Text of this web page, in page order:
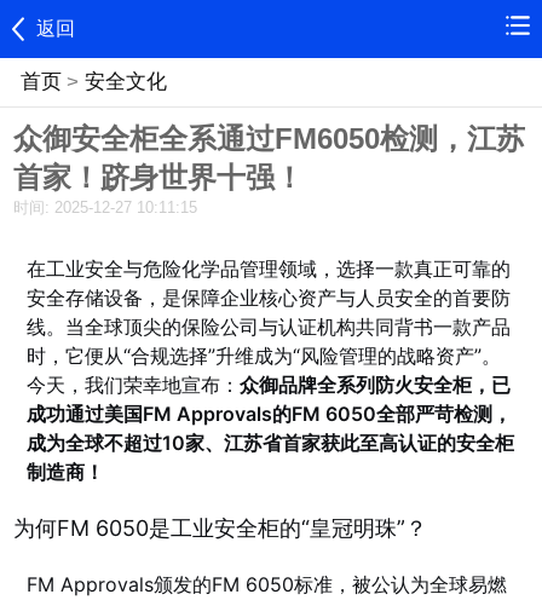
返回
首页 > 安全文化
众御安全柜全系通过FM6050检测，江苏
首家！跻身世界十强！
时间: 2025-12-27 10:11:15
在工业安全与危险化学品管理领域，选择一款真正可靠的
安全存储设备，是保障企业核心资产与人员安全的首要防
线。当全球顶尖的保险公司与认证机构共同背书一款产品
时，它便从“合规选择”升维成为“风险管理的战略资产”。
今天，我们荣幸地宣布： 众御品牌全系列防火安全柜，已
成功通过美国FM Approvals的FM 6050全部严苛检测，
成为全球不超过10家、江苏省首家获此至高认证的安全柜
制造商！
为何FM 6050是工业安全柜的“皇冠明珠”？
FM Approvals颁发的FM 6050标准，被公认为全球易燃